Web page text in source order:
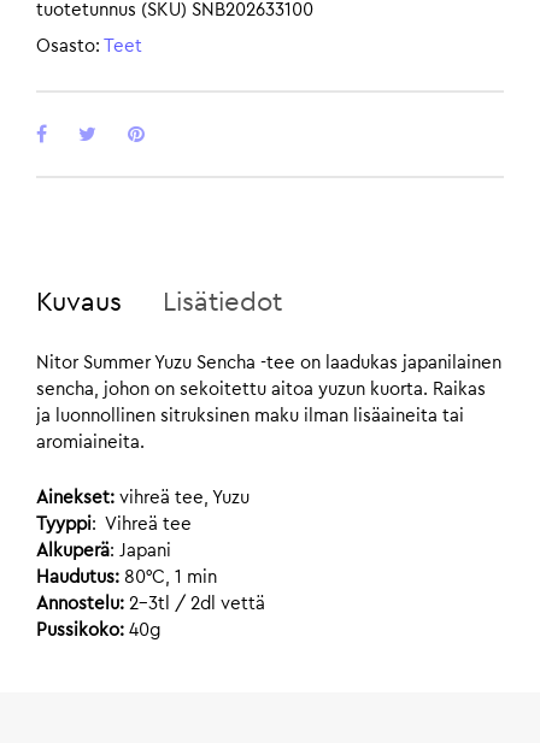
tuotetunnus (SKU) SNB202633100
Osasto:
Teet
Kuvaus Lisätiedot
Nitor Summer Yuzu Sencha -tee on laadukas japanilainen
sencha, johon on sekoitettu aitoa yuzun kuorta. Raikas
ja luonnollinen sitruksinen maku ilman lisäaineita tai
aromiaineita.
Ainekset: vihreä tee, Yuzu
Tyyppi: Vihreä tee
Alkuperä: Japani
Haudutus: 80°C, 1 min
Annostelu: 2-3tl / 2dl vettä
Pussikoko: 40g